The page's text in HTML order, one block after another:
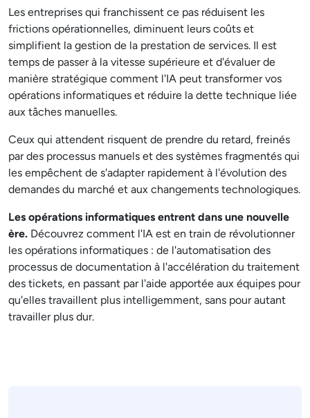
Les entreprises qui franchissent ce pas réduisent les
frictions opérationnelles, diminuent leurs coûts et
simplifient la gestion de la prestation de services. Il est
temps de passer à la vitesse supérieure et d'évaluer de
manière stratégique comment l'IA peut transformer vos
opérations informatiques et réduire la dette technique liée
aux tâches manuelles.
Ceux qui attendent risquent de prendre du retard, freinés
par des processus manuels et des systèmes fragmentés qui
les empêchent de s'adapter rapidement à l'évolution des
demandes du marché et aux changements technologiques.
Les opérations informatiques entrent dans une nouvelle
ère. Découvrez comment l'IA est en train de révolutionner
les opérations informatiques : de l'automatisation des
processus de documentation à l'accélération du traitement
des tickets, en passant par l'aide apportée aux équipes pour
qu'elles travaillent plus intelligemment, sans pour autant
travailler plus dur.